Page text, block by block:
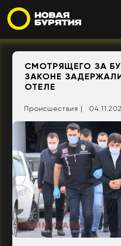
СМОТРЯЩЕГО ЗА
ЗАКОНЕ
ОТЕЛЕ
Происшествия |